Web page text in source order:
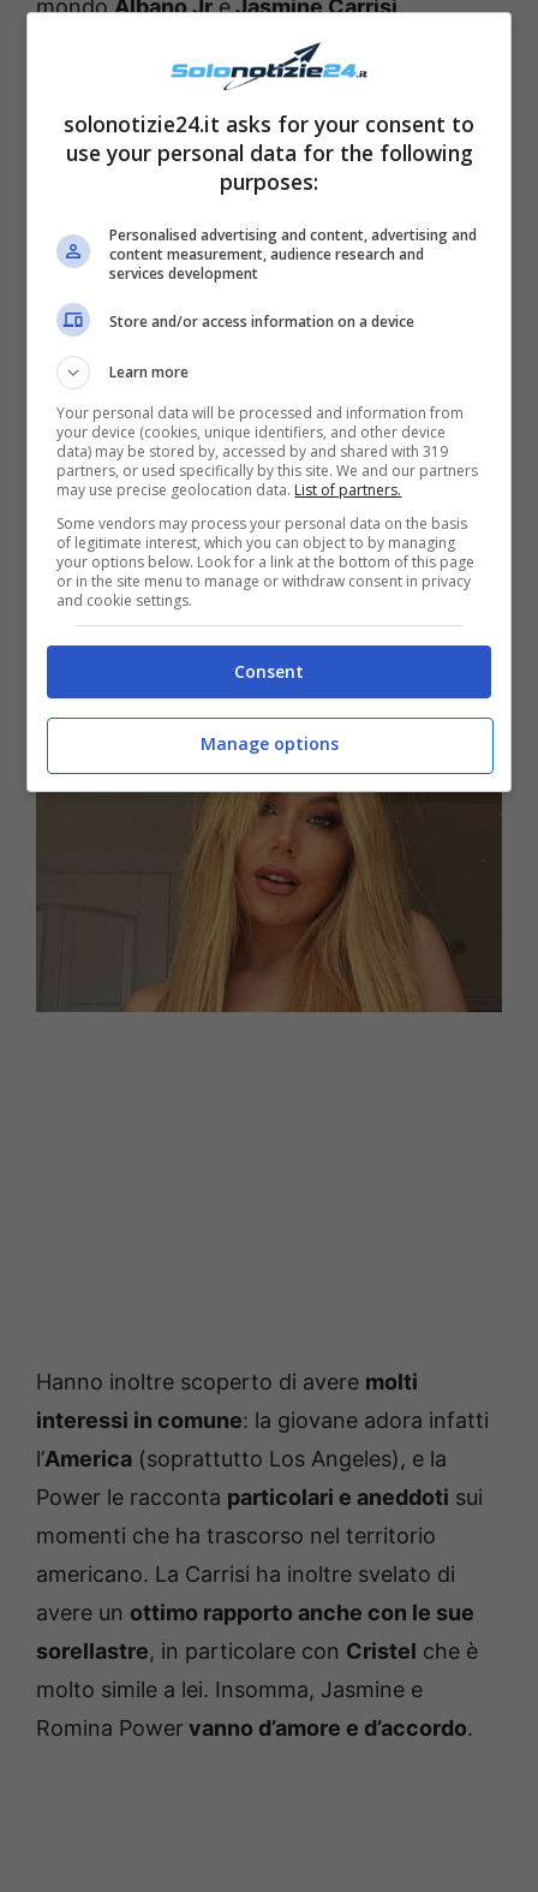
mondoAlbano JreJasmine Carrisi.
Quest’ultima è diventata anch’ella nota nel
mondo dello spettacolo italiano e, nel corso
di un’intervista, ha parlato diRomina Power
Pare infatti che le due abbiano davvero un
bellissima rapporto. Durante una sua
dichiarazione rilasciata per il
Sera, la bella Carrisi ha parlato della sua
di parlare anche dell’ex moglie di suo papà.
Come lei stessa ha svelato,le due si vogliono
molto benee hanno unbellissimo rapporto
Ha inoltre raccontato che, durante il primo
lockdown, tutta la famiglia Power – Carrisi si
è trasferita aCellino San Marco: le due si
sono – in quell’occasione – conosciute meglio
e hanno strettoun bellissimo legame.
Hanno inoltre scoperto di avere molti
interessi in comune: la giovane adora infatti
l’America (soprattutto Los Angeles), e la
Power le racconta particolari e aneddoti sui
momenti che ha trascorso nel territorio
americano. La Carrisi ha inoltre svelato di
avere un ottimo rapporto anche con le sue
sorellastre, in particolare con Cristel che è
molto simile a lei. Insomma, Jasmine e
Romina Powervanno d’amore e d’accordo.
solonotizie24.it asks for your consent to
use your personal data for the following
purposes:
Personalised advertising and content, advertising and
content measurement, audience research and
services development
Store and/or access information on a device
Learn more
Your personal data will be processed and information from
your device (cookies, unique identifiers, and other device
data) may be stored by, accessed by and shared with 319
partners, or used specifically by this site. We and our partners
may use precise geolocation data. List of partners.
Some vendors may process your personal data on the basis
of legitimate interest, which you can object to by managing
your options below. Look for a link at the bottom of this page
or in the site menu to manage or withdraw consent in privacy
and cookie settings.
Consent
Manage options